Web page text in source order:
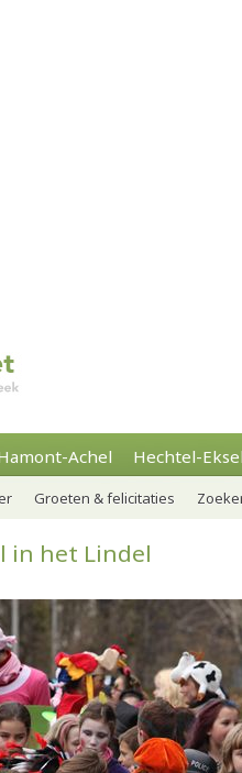
Achel Hechtel-
Groeten & felicitaties
in het Lindel